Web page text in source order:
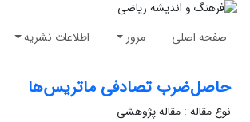
صفحه اصلی مرور اطلاعات نشریه
حاصل‌ضرب تصادفی ماتریس‌ها
نوع مقاله : مقاله پژوهشی